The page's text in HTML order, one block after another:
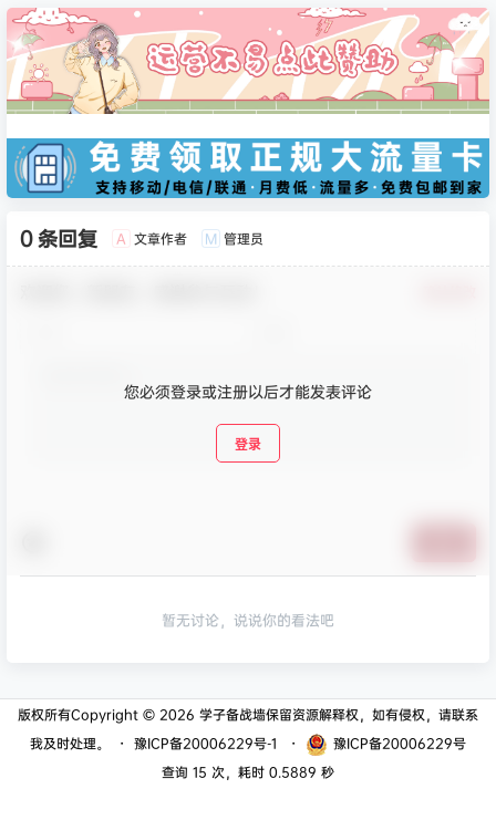
0 条回复 A 文章作者 M 管理员
您必须登录或注册以后才能发表评论
登录
暂无讨论，说说你的看法吧
版权所有Copyright © 2026 学子备战墙保留资源解释权，如有侵权，请联系
我及时处理。
・ 豫ICP备20006229号-1 ・
豫ICP备20006229号
查询 15 次，耗时 0.5889 秒